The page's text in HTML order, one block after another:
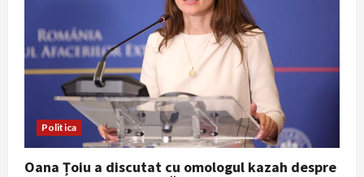
pentru
plățile
PNRR
Politica
Oana Țoiu a discutat cu omologul kazah despre